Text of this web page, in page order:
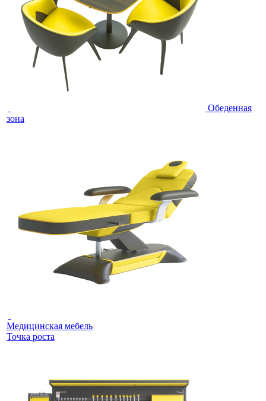
Обеденная
зона
Медицинская мебель
Точка роста